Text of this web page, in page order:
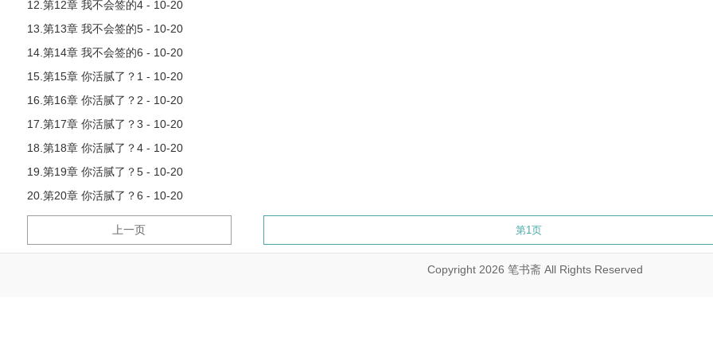
12.第12章 我不会签的4 - 10-20
13.第13章 我不会签的5 - 10-20
14.第14章 我不会签的6 - 10-20
15.第15章 你活腻了？1 - 10-20
16.第16章 你活腻了？2 - 10-20
17.第17章 你活腻了？3 - 10-20
18.第18章 你活腻了？4 - 10-20
19.第19章 你活腻了？5 - 10-20
20.第20章 你活腻了？6 - 10-20
上一页
Copyright 2026 笔书斋 All Rights Reserved